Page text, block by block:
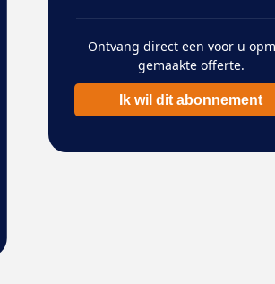
Ontvang direct een voor u
gemaakte offerte.
Ik wil dit abonnement